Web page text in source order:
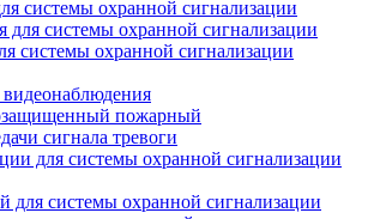
системы охранной сигнализации
для системы охранной сигнализации
системы охранной сигнализации
пожарный
сигнала тревоги
для системы охранной сигнализации
для системы охранной сигнализации